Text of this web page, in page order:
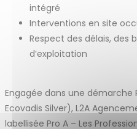
intégré
Interventions en site
Respect des délais, des
d’exploitation
Engagée dans une démarche
Ecovadis Silver), L2A
labellisée Pro A – Les